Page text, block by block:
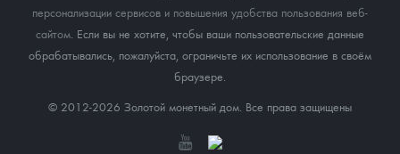
персонализации сервисов и повышения удобства пользования веб-
сайтом. Если вы не хотите, чтобы ваши пользовательские данные
обрабатывались, пожалуйста, ограничьте их использование в своём
браузере.
© 2012-2026 Золотой монетный дом. Все права защищены